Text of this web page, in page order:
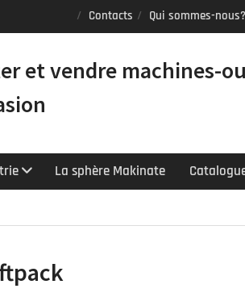
Contacts Qui sommes-nous?
et vendre machines-
La sphère Makinate